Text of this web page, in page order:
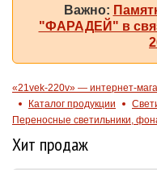
Важно:
"ФАРАДЕЙ" в
«21vek-220v» — интернет-
Каталог продукции
Переносные светильники,
Хит продаж